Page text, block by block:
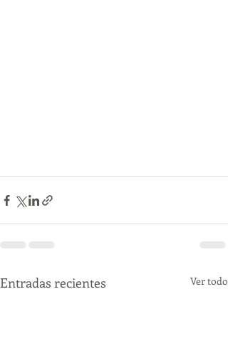
Entradas recientes Ver todo